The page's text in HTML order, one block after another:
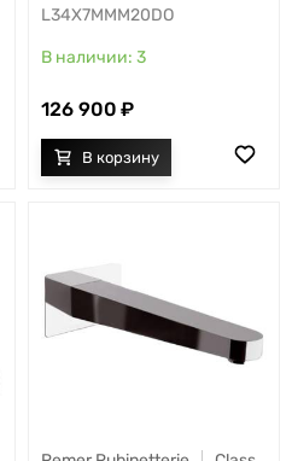
L34X7MMM20DO
3
126 900